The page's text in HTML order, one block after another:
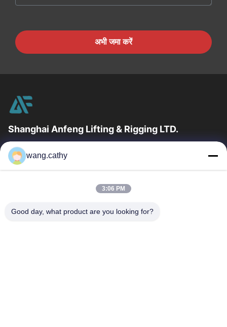
अभी जमा करें
Shanghai Anfeng Lifting & Rigging LTD.
उद्योग में 20 वर्षों के अनुभव के साथ, हम अपने ग्राहकों को प्रीमियम लिफ्टिंग और
हेराफेरी उत्पादों और कस्टम-डिज़ाइन किए गए लिफ्टिंग समाधान प्रदान...
त्वरित लिंक
उत्पादों
वीडियो
हमारे बारे में
wang.cathy
3:06 PM
Good day, what product are you looking for?